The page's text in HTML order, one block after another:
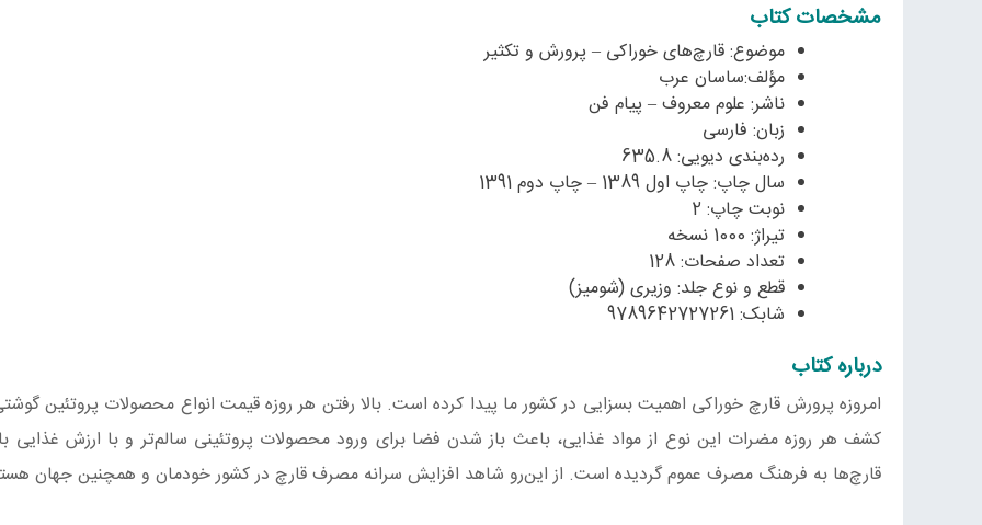
مشخصات کتاب
موضوع: قارچ‌های خوراکی – پرورش و تکثیر
مؤلف:ساسان عرب
ناشر: علوم معروف – پیام فن
زبان: فارسی
رده‌بندی دیویی: 635.8
سال چاپ: چاپ اول 1389 – چاپ دوم 1391
نوبت چاپ: 2
تیراژ: 1000 نسخه
تعداد صفحات: 128
قطع و نوع جلد: وزیری (شومیز)
شابک: 9789642727261
درباره کتاب
امروزه پرورش قارچ خوراکی اهمیت بسزایی در کشور ما پیدا کرده است. بالا رفتن هر روزه قیمت انواع محصولات پروتئین
کشف هر روزه مضرات این نوع از مواد غذایی، باعث باز شدن فضا برای ورود محصولات پروتئینی سالم‌تر و با ارزش غذایی
قارچ‌ها به فرهنگ مصرف عموم گردیده است. از این‌رو شاهد افزایش سرانه مصرف قارچ در کشور خودمان و همچنین جهان